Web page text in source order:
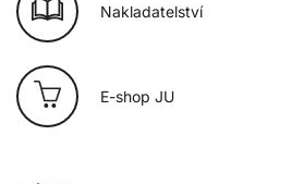
Nakladatelství
E-shop JU